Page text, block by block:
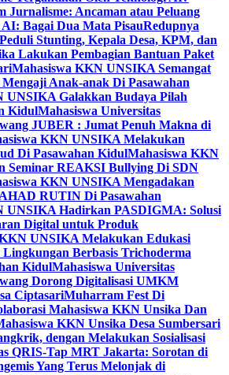
Jurnalisme: Ancaman atau Peluang
Bagai Dua Mata PisauRedupnya
Peduli Stunting, Kepala Desa, KPM, dan
Lakukan Pembagian Bantuan Paket
Mahasiswa KKN UNSIKA Semangat
Anak-anak Di Pasawahan
UNSIKA Galakkan Budaya Pilah
KidulMahasiswa Universitas
JUBER : Jumat Penuh Makna di
KKN UNSIKA Melakukan
Di Pasawahan KidulMahasiswa KKN
Seminar REAKSI Bullying Di SDN
KKN UNSIKA Mengadakan
RUTIN Di Pasawahan
UNSIKA Hadirkan PASDIGMA: Solusi
Digital untuk Produk
UNSIKA Melakukan Edukasi
Berbasis Trichoderma
KidulMahasiswa Universitas
Dorong Digitalisasi UMKM
CiptasariMuharram Fest Di
Mahasiswa KKN Unsika Dan
KKN Unsika Desa Sumbersari
dengan Melakukan Sosialisasi
QRIS-Tap MRT Jakarta: Sorotan di
Yang Terus Melonjak di